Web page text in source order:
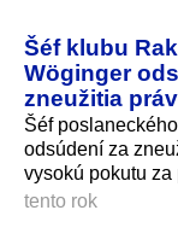
Šéf klubu
Wöginger
zneužitia
Šéf
odsúdení za
vysokú pokutu
tento rok